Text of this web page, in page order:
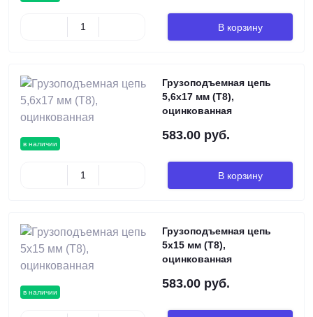
В корзину
в наличии
Грузоподъемная цепь
5,6х17 мм (Т8),
оцинкованная
583.00 руб.
В корзину
в наличии
Грузоподъемная цепь
5х15 мм (Т8),
оцинкованная
583.00 руб.